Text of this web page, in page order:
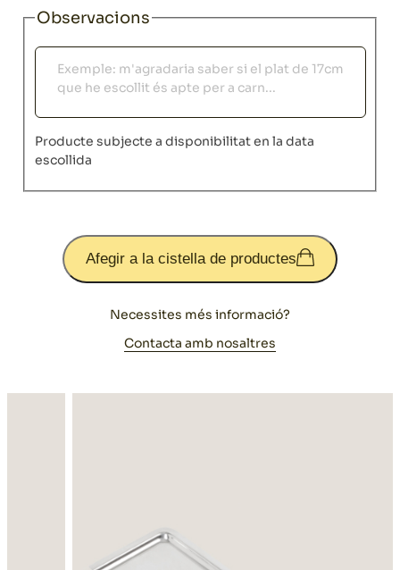
Observacions
Observacions
Producte subjecte a disponibilitat en la data
escollida
Afegir a la cistella de productes
Necessites més informació?
Contacta amb nosaltres